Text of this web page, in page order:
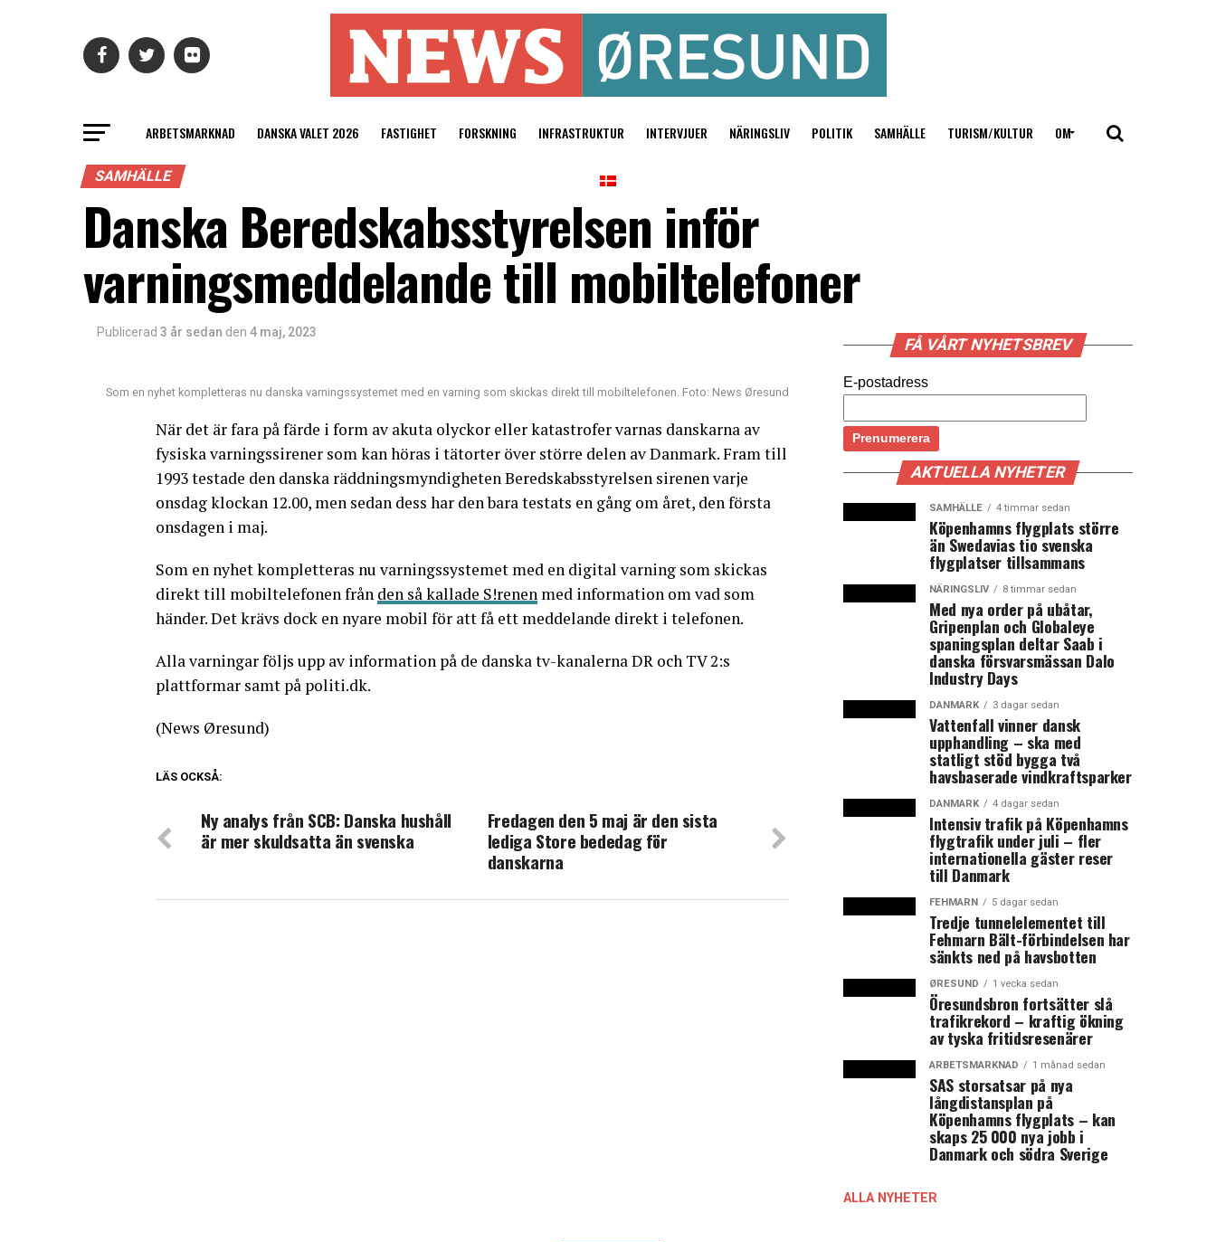
ARBETSMARKNAD DANSKA VALET 2026 FASTIGHET FORSKNING INFRASTRUKTUR INTERVJUER NÄRINGSLIV POLITIK SAMHÄLLE TURISM/KULTUR OM
SAMHÄLLE
Danska Beredskabsstyrelsen inför
varningsmeddelande till mobiltelefoner
Publicerad 3 år sedan den 4 maj, 2023
Som en nyhet kompletteras nu danska varningssystemet med en varning som skickas direkt till mobiltelefonen. Foto: News Øresund
När det är fara på färde i form av akuta olyckor eller katastrofer varnas danskarna av
fysiska varningssirener som kan höras i tätorter över större delen av Danmark. Fram till
1993 testade den danska räddningsmyndigheten Beredskabsstyrelsen sirenen varje
onsdag klockan 12.00, men sedan dess har den bara testats en gång om året, den första
onsdagen i maj.
Som en nyhet kompletteras nu varningssystemet med en digital varning som skickas
direkt till mobiltelefonen från den så kallade S!renen med information om vad som
händer. Det krävs dock en nyare mobil för att få ett meddelande direkt i telefonen.
Alla varningar följs upp av information på de danska tv-kanalerna DR och TV 2:s
plattformar samt på politi.dk.
(News Øresund)
LÄS OCKSÅ:
Fredagen den 5 maj är den sista
lediga Store bededag för
danskarna
Ny analys från SCB: Danska hushåll
är mer skuldsatta än svenska
FÅ VÅRT NYHETSBREV
E-postadress
AKTUELLA NYHETER
SAMHÄLLE 4 timmar sedan
Köpenhamns flygplats större
än Swedavias tio svenska
flygplatser tillsammans
NÄRINGSLIV 8 timmar sedan
Med nya order på ubåtar,
Gripenplan och Globaleye
spaningsplan deltar Saab i
danska försvarsmässan Dalo
Industry Days
DANMARK 3 dagar sedan
Vattenfall vinner dansk
upphandling – ska med
statligt stöd bygga två
havsbaserade vindkraftsparker
DANMARK 4 dagar sedan
Intensiv trafik på Köpenhamns
flygtrafik under juli – fler
internationella gäster reser
till Danmark
FEHMARN 5 dagar sedan
Tredje tunnelelementet till
Fehmarn Bält-förbindelsen har
sänkts ned på havsbotten
ØRESUND 1 vecka sedan
Öresundsbron fortsätter slå
trafikrekord – kraftig ökning
av tyska fritidsresenärer
ARBETSMARKNAD 1 månad sedan
SAS storsatsar på nya
långdistansplan på
Köpenhamns flygplats – kan
skaps 25 000 nya jobb i
Danmark och södra Sverige
ALLA NYHETER